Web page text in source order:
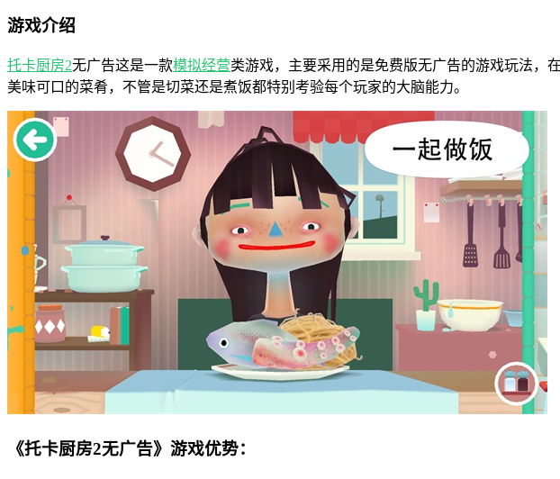
游戏介绍
托卡厨房2无广告这是一款模拟经营类游戏，主要采用的是免费版无广告的游戏玩法，
美味可口的菜肴，不管是切菜还是煮饭都特别考验每个玩家的大脑能力。
《托卡厨房2无广告》游戏优势：